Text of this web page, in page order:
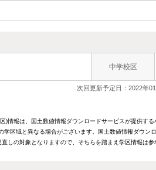
中学校区
次回更新予定日：2022年
)情報は、国土数値情報ダウンロードサービスが提供す
学区域と異なる場合がございます。国土数値情報ダウン
しの対象となりますので、そちらを踏まえ学区情報は参